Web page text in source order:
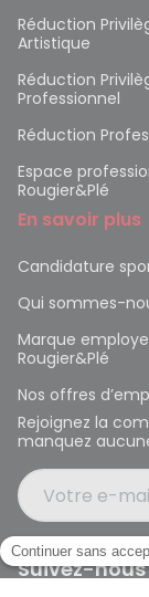
Réduction
Artistique
Réduction
Professionnel
Réduction
Espace
Rougier&Plé
En savoir plus
Candidature
Qui sommes-
Marque
Rougier&Plé
Nos offres
Rejoignez la
manquez
Votre e-
Suivez-nous